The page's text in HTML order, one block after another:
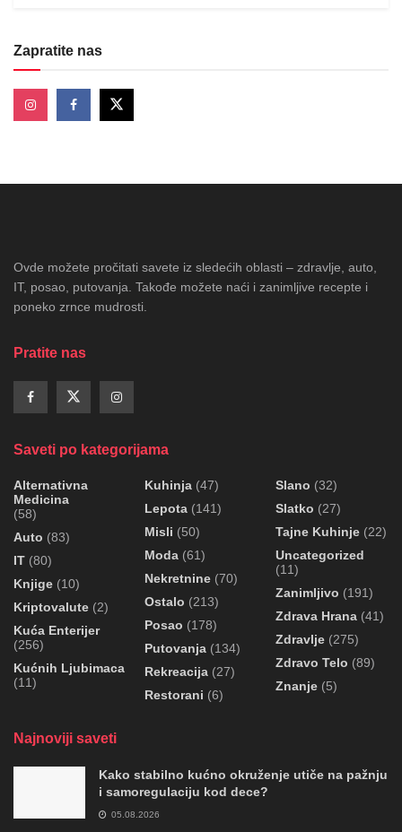
Zapratite nas
Ovde možete pročitati savete iz sledećih oblasti – zdravlje, auto,
IT, posao, putovanja. Takođe možete naći i zanimljive recepte i
poneko zrnce mudrosti.
Pratite nas
Saveti po kategorijama
Alternativna
Medicina
(58)
Auto (83)
IT (80)
Knjige (10)
Kriptovalute (2)
Kuća Enterijer
(256)
Kućnih Ljubimaca
(11)
Kuhinja (47)
Lepota (141)
Misli (50)
Moda (61)
Nekretnine (70)
Ostalo (213)
Posao (178)
Putovanja (134)
Rekreacija (27)
Restorani (6)
Slano (32)
Slatko (27)
Tajne Kuhinje (22)
Uncategorized
(11)
Zanimljivo (191)
Zdrava Hrana (41)
Zdravlje (275)
Zdravo Telo (89)
Znanje (5)
Najnoviji saveti
Kako stabilno kućno okruženje utiče na pažnju
i samoregulaciju kod dece?
05.08.2026